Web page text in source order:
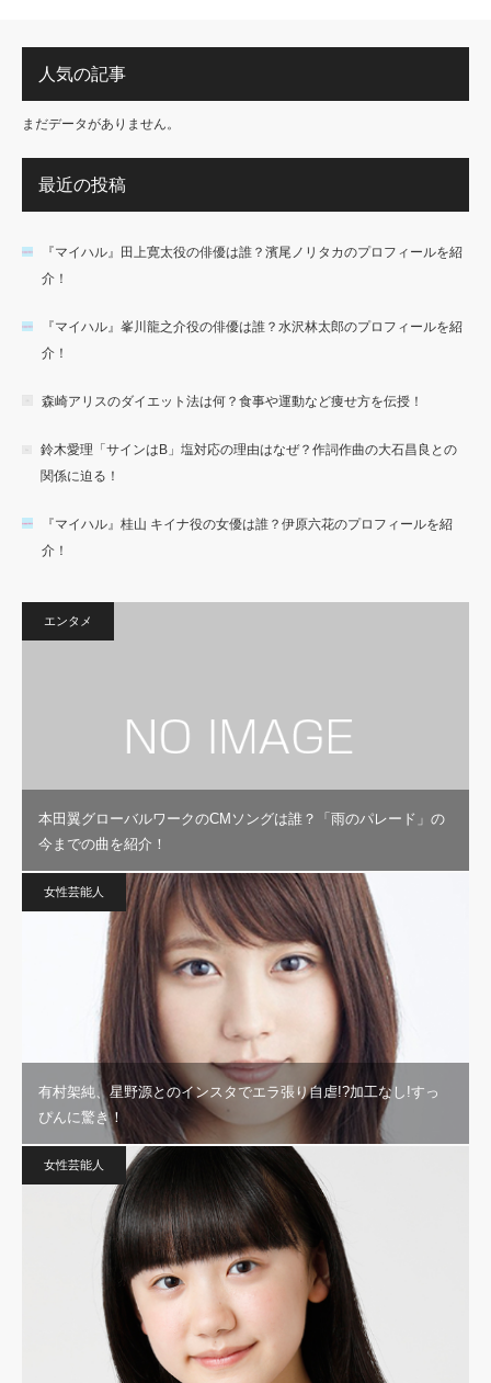
人気の記事
まだデータがありません。
最近の投稿
『マイハル』田上寛太役の俳優は誰？濱尾ノリタカのプロフィールを紹
介！
『マイハル』峯川龍之介役の俳優は誰？水沢林太郎のプロフィールを紹
介！
森崎アリスのダイエット法は何？食事や運動など痩せ方を伝授！
鈴木愛理「サインはB」塩対応の理由はなぜ？作詞作曲の大石昌良との
関係に迫る！
『マイハル』桂山 キイナ役の女優は誰？伊原六花のプロフィールを紹
介！
エンタメ
本田翼グローバルワークのCMソングは誰？「雨のパレード」の
今までの曲を紹介！
女性芸能人
有村架純、星野源とのインスタでエラ張り自虐!?加工なし!すっ
ぴんに驚き！
女性芸能人